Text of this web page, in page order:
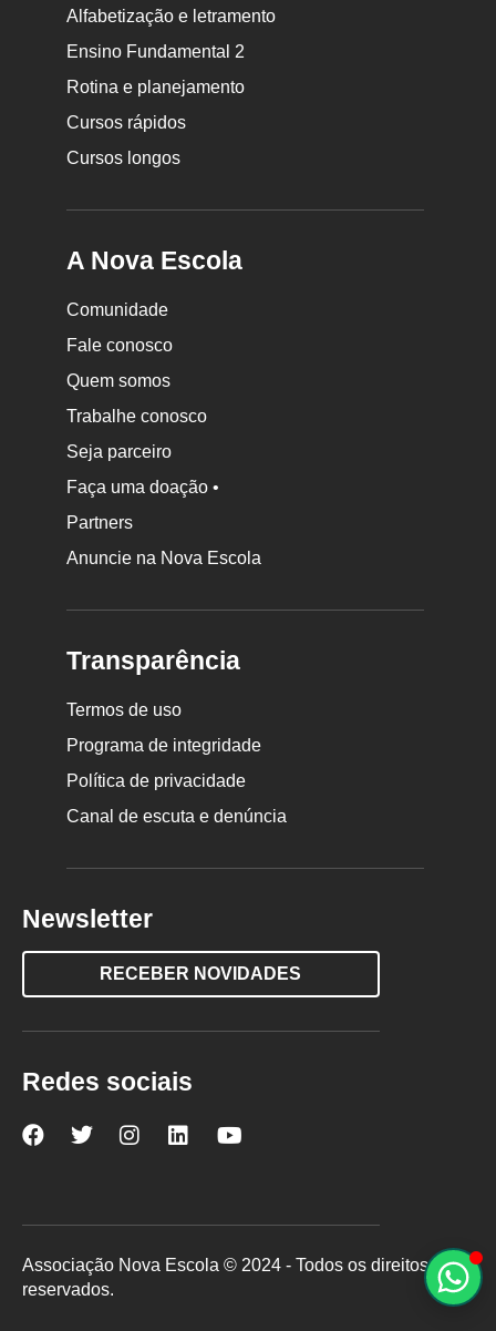
Alfabetização e letramento
Ensino Fundamental 2
Rotina e planejamento
Cursos rápidos
Cursos longos
A Nova Escola
Comunidade
Fale conosco
Quem somos
Trabalhe conosco
Seja parceiro
Faça uma doação •
Partners
Anuncie na Nova Escola
Transparência
Termos de uso
Programa de integridade
Política de privacidade
Canal de escuta e denúncia
Newsletter
RECEBER NOVIDADES
Redes sociais
Nova
Facebook
Nova
Twitter
Nova
Instagram
Nova
LinkedInYouTube
Associação Nova Escola © 2024 - Todos os direitos
reservados.